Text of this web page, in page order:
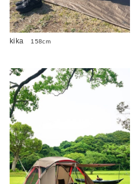
kika 158cm